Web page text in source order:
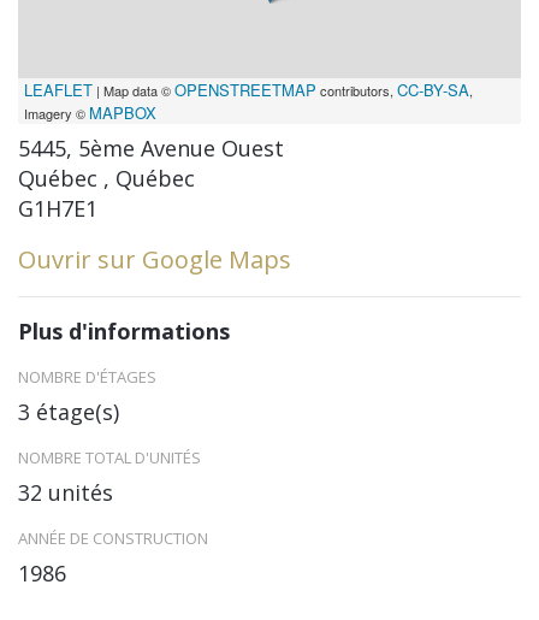
LEAFLET | Map data ©OPENSTREETMAP contributors, CC-BY-SA,
Imagery © MAPBOX
5445, 5ème Avenue Ouest
Québec , Québec
G1H7E1
Ouvrir sur Google Maps
Plus d'informations
NOMBRE D'ÉTAGES
3 étage(s)
NOMBRE TOTAL D'UNITÉS
32 unités
ANNÉE DE CONSTRUCTION
1986